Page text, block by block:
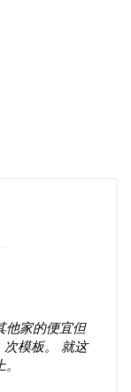
他家的便宜但
次模板。 就这